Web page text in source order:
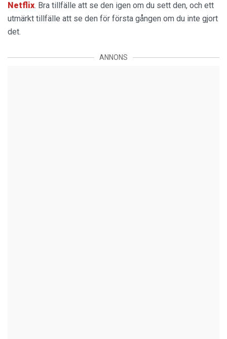
Netflix. Bra tillfälle att se den igen om du sett den, och ett
utmärkt tillfälle att se den för första gången om du inte gjort
det.
ANNONS